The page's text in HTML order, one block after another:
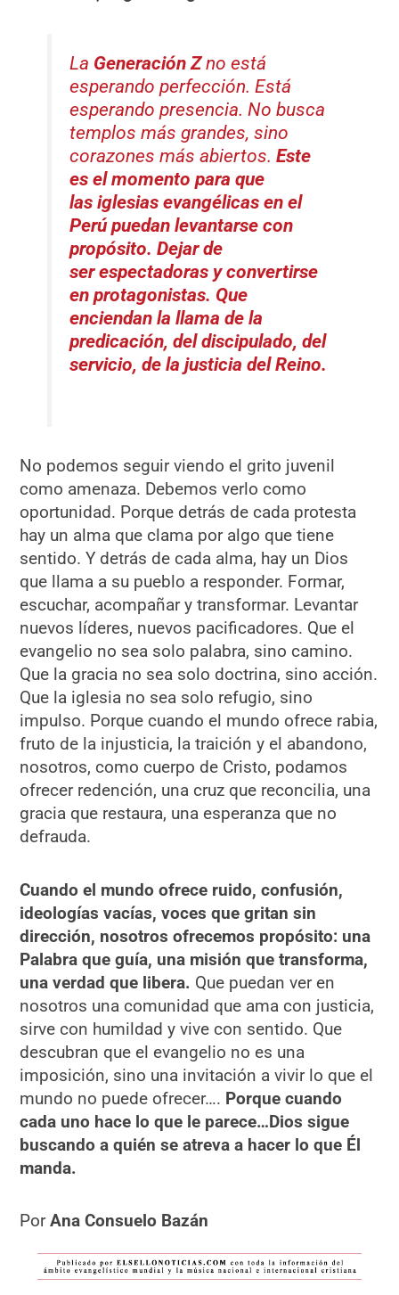
La Generación Zno está
esperando perfección. Está
esperando presencia. No busca
templos más grandes, sino
corazones más abiertos.Este
es el momento para que
lasiglesias evangélicas en el
Perú puedan levantarse con
propósito. Dejar de
serespectadoras y convertirse
en protagonistas. Que
enciendan la llama de la
predicación, del discipulado, del
servicio, de la justicia del Reino.
No podemos seguir viendo el grito juvenil
como amenaza. Debemos verlo como
oportunidad. Porque detrás de cada protesta
hay un alma que clama por algo que tiene
sentido. Y detrás de cada alma, hay un Dios
que llama a su pueblo a responder. Formar,
escuchar, acompañar y transformar. Levantar
nuevos líderes, nuevos pacificadores. Que el
evangelio no sea solo palabra, sino camino.
Que la gracia no sea solo doctrina, sino acción.
Que la iglesia no sea solo refugio, sino
impulso. Porque cuando el mundo ofrece rabia,
fruto de la injusticia, la traición y el abandono,
nosotros, como cuerpo de Cristo, podamos
ofrecer redención, una cruz que reconcilia, una
gracia que restaura, una esperanza que no
defrauda.
Cuando el mundo ofrece ruido, confusión,
ideologías vacías, voces que gritan sin
dirección, nosotros ofrecemos propósito: una
Palabra que guía, una misión que transforma,
una verdad que libera. Que puedan ver en
nosotros una comunidad que ama con justicia,
sirve con humildad y vive con sentido. Que
descubran que el evangelio no es una
imposición, sino una invitación a vivir lo que el
mundo no puede ofrecer…. Porque cuando
cada uno hace lo que le parece…Dios sigue
buscando a quién se atreva a hacer lo que Él
manda.
PorAna Consuelo Bazán